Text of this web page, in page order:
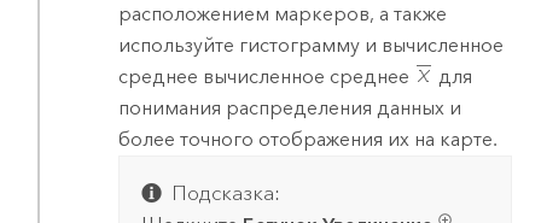
расположением маркеров, а также
используйте гистограмму и вычисленное
среднее вычисленное среднее
для
понимания распределения данных и
более точного отображения их на карте.
Подсказка: